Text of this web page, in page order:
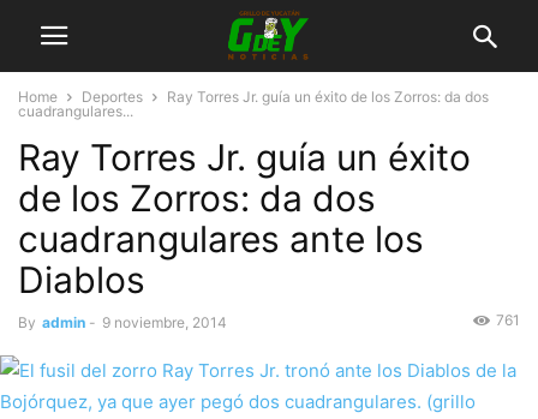
Home Deportes
Ray Torres Jr. guía un éxito de los Zorros: da dos
cuadrangulares...
Ray Torres Jr. guía un éxito
de los Zorros: da dos
cuadrangulares ante los
Diablos
By admin - 9 noviembre, 2014 761